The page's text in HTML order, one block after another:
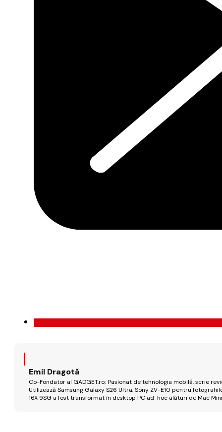
Emil Dragotă
Co-Fondator al GADGET.ro; Pasionat de tehnologia mobilă, scrie
Utilizează Samsung Galaxy S26 Ultra, Sony ZV-E10 pentru
16X 9SG a fost transformat în desktop PC ad-hoc alături de Mac